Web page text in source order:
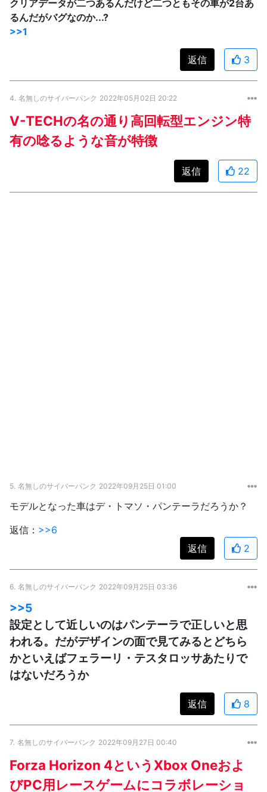
クリアデータが二つあるんだけど二つともその車が2台あ
るんだがバグなのか...?
>>1
返信 3
4. 名無しのサイバーパンク 2022年05月02日 20:22
V-TECHの名の通り高回転型エンジン特
有の唸るような音が特徴
返信 22
5. 名無しのサイバーパンク 2022年09月25日 01:00
モデルとなった車はデ・トマソ・パンテーラだろうか？
返信： >>6
返信
2
6. 名無しのサイバーパンク 2022年09月25日 03:36
>>5
設定として近しいのはパンテーラで正しいと思
われる。だがデザインの面で見てみるとどちら
かといえばフェラーリ・テスタロッサあたりで
はないだろうか
返信 8
7. 名無しのサイバーパンク 2022年09月27日 00:40
Forza Horizon 4というXbox Oneおよ
びPC用レースゲームにコラボレーショ